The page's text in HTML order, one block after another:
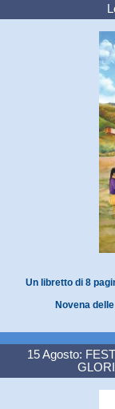
Un libretto di 8
Novena
15 Agosto: